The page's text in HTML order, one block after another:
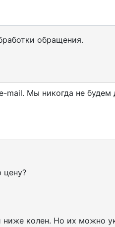
обращения.
mail. Мы никогда не
цену?
колен. Но их можно